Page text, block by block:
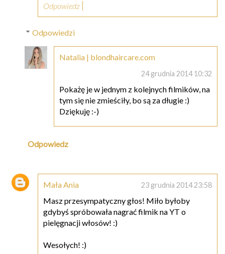
Odpowiedz
Odpowiedzi
Natalia | blondhaircare.com
24 grudnia 2014 10:32
Pokażę je w jednym z kolejnych filmików, na
tym się nie zmieściły, bo są za długie :)
Dziękuję :-)
Odpowiedz
Mała Ania 23 grudnia 2014 23:58
Masz przesympatyczny głos! Miło byłoby
gdybyś spróbowała nagrać filmik na YT o
pielęgnacji włosów! :)
Wesołych! :)